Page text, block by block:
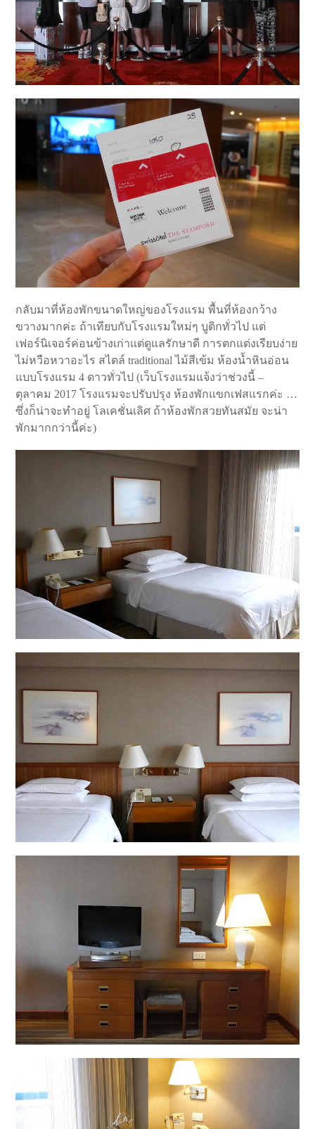
กลับมาที่ห้องพักขนาดใหญ่ของโรงแรม พื้นที่ห้องกว้าง
ขวางมากค่ะ ถ้าเทียบกับโรงแรมใหม่ๆ บูติกทั่วไป แต่
เฟอร์นิเจอร์ค่อนข้างเก่าแต่ดูแลรักษาดี การตกแต่งเรียบง่าย
ไม่หวือหวาอะไร สไตล์ traditional ไม้สีเข้ม ห้องน้ำหินอ่อน
แบบโรงแรม 4 ดาวทั่วไป (เว็บโรงแรมแจ้งว่าช่วงนี้ –
ตุลาคม 2017 โรงแรมจะปรับปรุง ห้องพักแขกเฟสแรกค่ะ …
ซึ่งก็น่าจะทำอยู่ โลเคชั่นเลิศ ถ้าห้องพักสวยทันสมัย จะน่า
พักมากกว่านี้ค่ะ)